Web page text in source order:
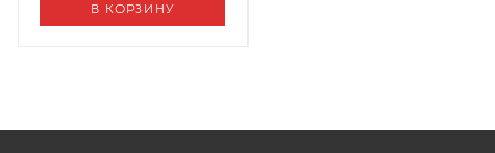
В КОРЗИНУ